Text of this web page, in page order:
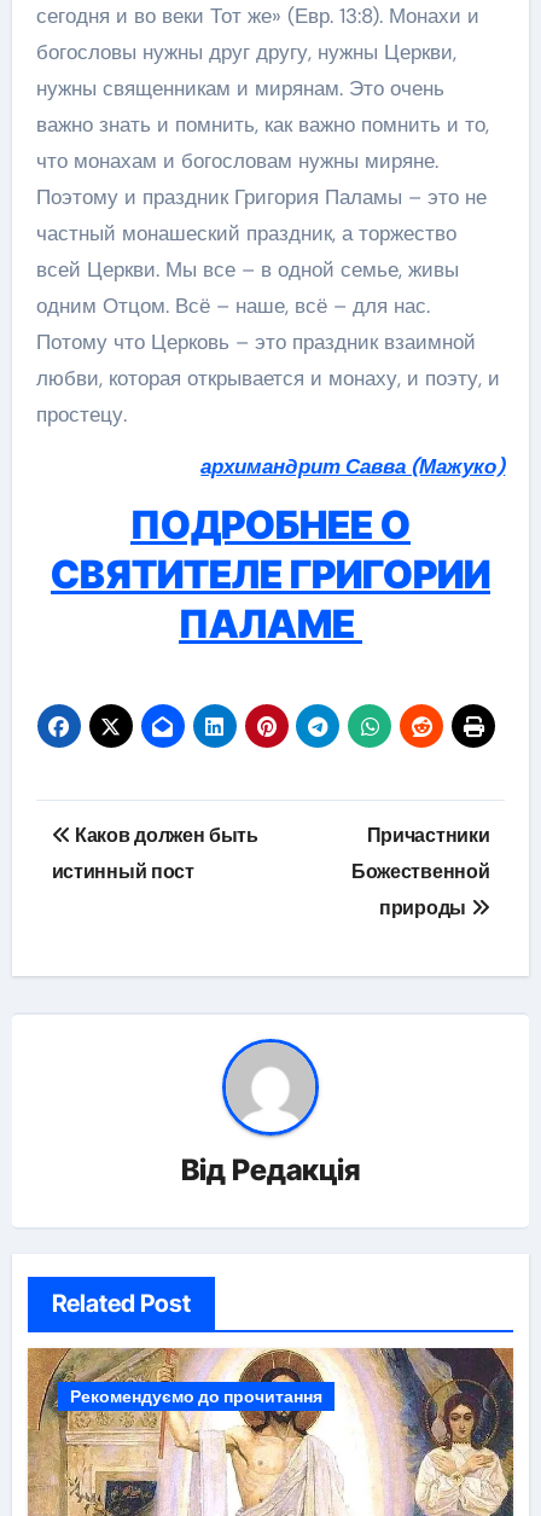
сегодня и во веки Тот же» (Евр. 13:8). Монахи и
богословы нужны друг другу, нужны Церкви,
нужны священникам и мирянам. Это очень
важно знать и помнить, как важно помнить и то,
что монахам и богословам нужны миряне.
Поэтому и праздник Григория Паламы – это не
частный монашеский праздник, а торжество
всей Церкви. Мы все – в одной семье, живы
одним Отцом. Всё – наше, всё – для нас.
Потому что Церковь – это праздник взаимной
любви, которая открывается и монаху, и поэту, и
простецу.
архимандрит Савва (Мажуко)
ПОДРОБНЕЕ О
СВЯТИТЕЛЕ ГРИГОРИИ
ПАЛАМЕ
Навігація
записів
Каков должен быть
истинный пост
Причастники
Божественной
природы
Від Редакція
Related Post
Рекомендуємо до прочитання